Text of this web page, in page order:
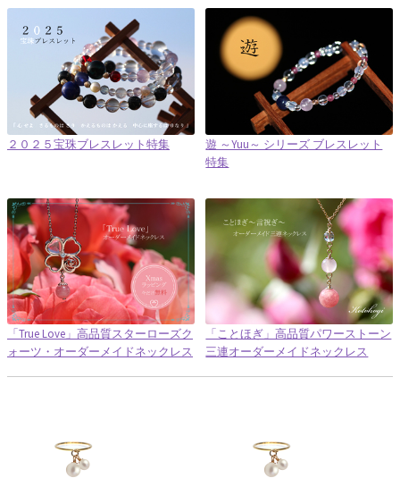
２０２５宝珠ブレスレット特集
遊 ～Yuu～ シリーズ ブレスレット
特集
「True Love」高品質スターローズク
ォーツ・オーダーメイドネックレス
「ことほぎ」高品質パワーストーン
三連オーダーメイドネックレス